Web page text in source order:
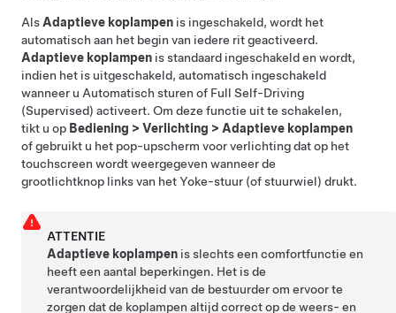
Als Adaptieve koplampen is ingeschakeld, wordt het
automatisch aan het begin van iedere rit geactiveerd.
Adaptieve koplampen is standaard ingeschakelden wordt,
indien het is uitgeschakeld, automatisch ingeschakeld
wanneer u Automatisch sturen of Full Self-Driving
(Supervised) activeert. Om deze functie uit te schakelen,
tikt u op Bediening > Verlichting > Adaptieve koplampen
of gebruikt u het pop-upscherm voor verlichting dat op het
touchscreen wordt weergegeven wanneer de
grootlichtknop links van hetYoke-stuur (of stuurwiel) drukt.
ATTENTIE
Adaptieve koplampen is slechts een comfortfunctie en
heeft een aantal beperkingen. Het is de
verantwoordelijkheid van de bestuurder om ervoor te
zorgen dat de koplampen altijd correct op de weers- en